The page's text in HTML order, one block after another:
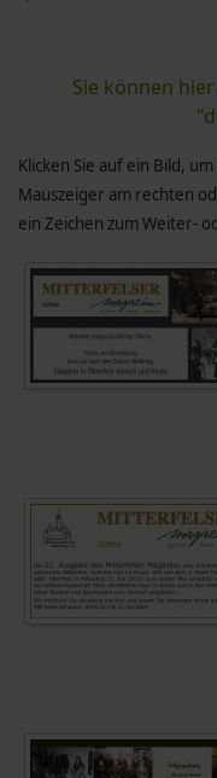
Sie können
Klicken Sie auf ein Bild,
Mauszeiger am rechten
ein Zeichen zum Weiter-